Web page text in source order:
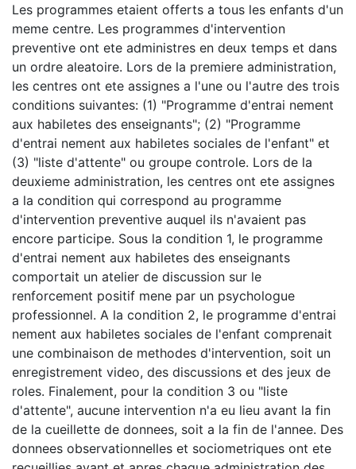
Les programmes etaient offerts a tous les enfants d'un
meme centre. Les programmes d'intervention
preventive ont ete administres en deux temps et dans
un ordre aleatoire. Lors de la premiere administration,
les centres ont ete assignes a l'une ou l'autre des trois
conditions suivantes: (1) "Programme d'entrai nement
aux habiletes des enseignants"; (2) "Programme
d'entrai nement aux habiletes sociales de l'enfant" et
(3) "liste d'attente" ou groupe controle. Lors de la
deuxieme administration, les centres ont ete assignes
a la condition qui correspond au programme
d'intervention preventive auquel ils n'avaient pas
encore participe. Sous la condition 1, le programme
d'entrai nement aux habiletes des enseignants
comportait un atelier de discussion sur le
renforcement positif mene par un psychologue
professionnel. A la condition 2, le programme d'entrai
nement aux habiletes sociales de l'enfant comprenait
une combinaison de methodes d'intervention, soit un
enregistrement video, des discussions et des jeux de
roles. Finalement, pour la condition 3 ou "liste
d'attente", aucune intervention n'a eu lieu avant la fin
de la cueillette de donnees, soit a la fin de l'annee. Des
donnees observationnelles et sociometriques ont ete